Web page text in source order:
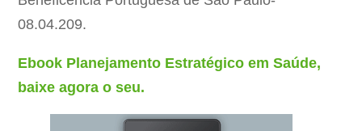
08.04.209.
Ebook Planejamento Estratégico em Saúde,
baixe agora o seu.